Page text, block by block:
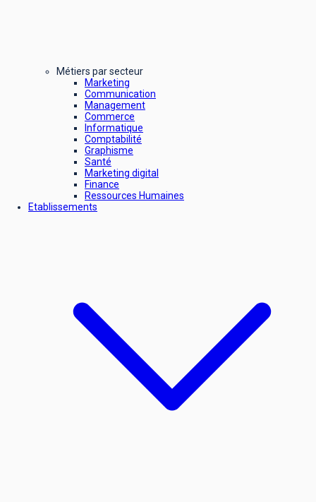
Métiers par secteur
Marketing
Communication
Management
Commerce
Informatique
Comptabilité
Graphisme
Santé
Marketing digital
Finance
Ressources Humaines
Etablissements